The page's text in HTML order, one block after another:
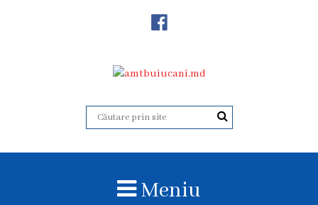
Acreditare
Meniu